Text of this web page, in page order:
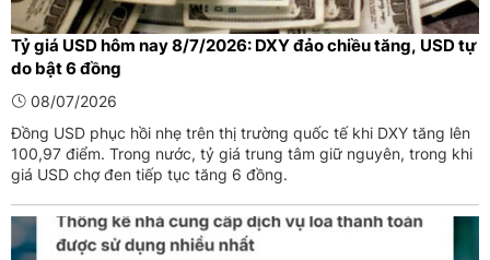
Tỷ giá USD hôm nay 8/7/2026: DXY đảo chiều tăng, USD tự
do bật 6 đồng
08/07/2026
Đồng USD phục hồi nhẹ trên thị trường quốc tế khi DXY tăng lên
100,97 điểm. Trong nước, tỷ giá trung tâm giữ nguyên, trong khi
giá USD chợ đen tiếp tục tăng 6 đồng.